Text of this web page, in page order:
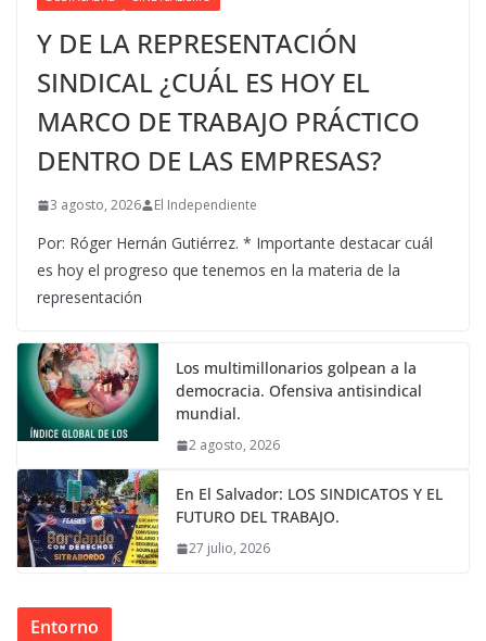
Y DE LA REPRESENTACIÓN
SINDICAL ¿CUÁL ES HOY EL
MARCO DE TRABAJO PRÁCTICO
DENTRO DE LAS EMPRESAS?
3 agosto, 2026 El Independiente
Por: Róger Hernán Gutiérrez. * Importante destacar cuál
es hoy el progreso que tenemos en la materia de la
representación
Los multimillonarios golpean a la
democracia. Ofensiva antisindical
mundial.
2 agosto, 2026
En El Salvador: LOS SINDICATOS Y EL
FUTURO DEL TRABAJO.
27 julio, 2026
Entorno